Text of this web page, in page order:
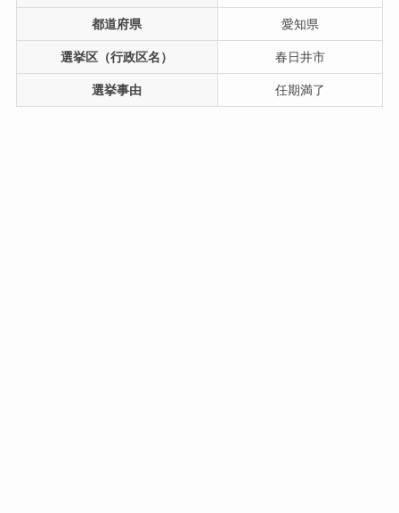
都道府県 愛知県
選挙区（行政区名） 春日井市
選挙事由 任期満了